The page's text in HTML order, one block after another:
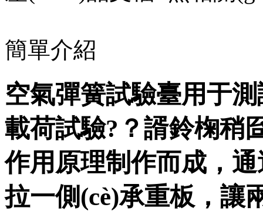
簡單介紹
空氣彈簧試驗臺用于
載荷試驗?？諝鈴椈稍
作用原理制作而成
拉一側(cè)承重板，